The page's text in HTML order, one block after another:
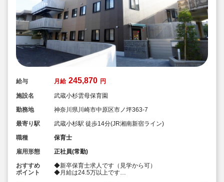
給与 月給 245,870 円
施設名
武蔵小杉雲母保育園
勤務地
神奈川県川崎市中原区市ノ坪363-7
最寄り駅
武蔵小杉駅 徒歩14分(JR湘南新宿ライン)
職種
保育士
雇用形態
正社員(常勤)
おすすめ
ポイント
◆新卒保育士求人です（見学から可）
◆月給は24.5万以上です